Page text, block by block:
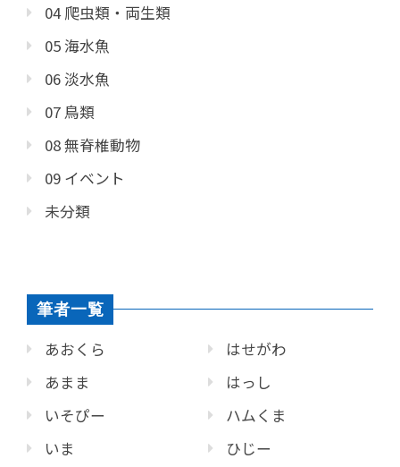
04 爬虫類・両生類
05 海水魚
06 淡水魚
07 鳥類
08 無脊椎動物
09 イベント
未分類
筆者一覧
あおくら
あまま
いそぴー
いま
はせがわ
はっし
ハムくま
ひじー